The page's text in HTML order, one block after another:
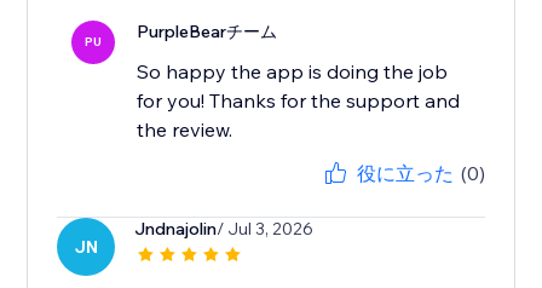
PU PurpleBearチーム
So happy the app is doing the job
for you! Thanks for the support and
the review.
役に立った (0)
JN
Jndnajolin/ Jul 3, 2026